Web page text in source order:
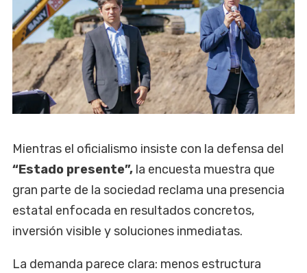
Mientras el oficialismo insiste con la defensa del
“Estado presente”, la encuesta muestra que
gran parte de la sociedad reclama una presencia
estatal enfocada en resultados concretos,
inversión visible y soluciones inmediatas.
La demanda parece clara: menos estructura